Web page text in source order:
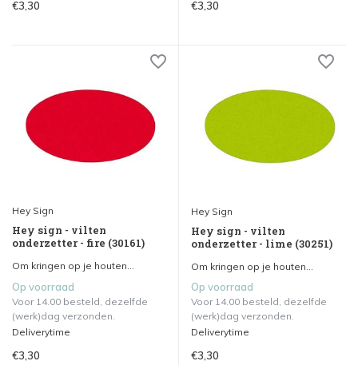
€3,30 €3,30
Hey Sign
Hey sign - vilten
onderzetter - fire (30161)
Om kringen op je houten...
Op voorraad
Voor 14.00 besteld, dezelfde
(werk)dag verzonden.
Deliverytime
€3,30
Hey Sign
Hey sign - vilten
onderzetter - lime (30251)
Om kringen op je houten...
Op voorraad
Voor 14.00 besteld, dezelfde
(werk)dag verzonden.
Deliverytime
€3,30